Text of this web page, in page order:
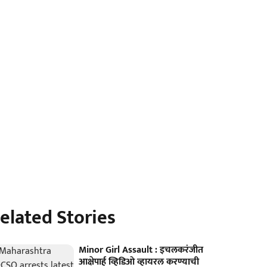
Stories
Minor Girl Assault : इचलकरंजीत
आक्षेपार्ह व्हिडिओ व्हायरल करण्याची